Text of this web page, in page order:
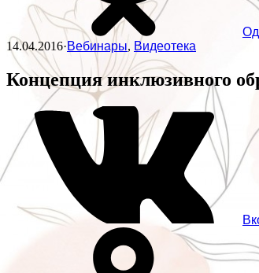
14.04.2016·Вебинары, Видеотека
Концепция инклюзивного